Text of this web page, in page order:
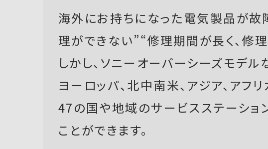
海外にお持ちになった電気製品が
理ができない”“修理期間が長く、修
しかし、ソニーオーバーシーズモデル
ヨーロッパ、北中南米、アジア、ア
47の国や地域のサービスステーショ
ことができます。